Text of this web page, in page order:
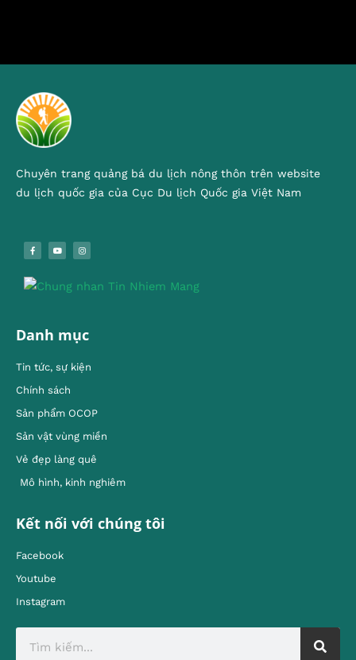
Chuyên trang quảng bá du lịch nông thôn trên website
du lịch quốc gia của Cục Du lịch Quốc gia Việt Nam
Danh mục
Tin tức, sự kiện
Chính sách
Sản phẩm OCOP
Sản vật vùng miền
Vẻ đẹp làng quê
Mô hình, kinh nghiêm
Kết nối với chúng tôi
Facebook
Youtube
Instagram